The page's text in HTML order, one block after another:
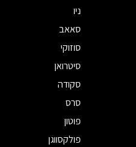
ניו
סאאב
סוזוקי
סיטרואן
סקודה
סרס
פוטון
פולקסווגן